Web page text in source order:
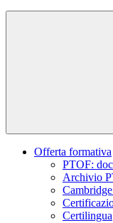
Offerta formativa
PTOF:
Archivio
Certilingua